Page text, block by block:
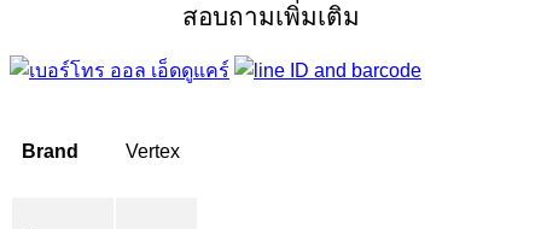
สอบถามเพิ่มเติม
Brand Vertex